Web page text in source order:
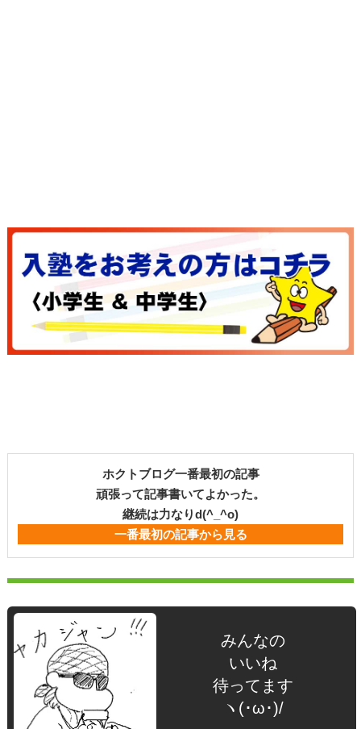
ホクトブログ一番最初の記事
頑張って記事書いてよかった。
継続は力なりd(^_^o)
一番最初の記事から見る
みんなの
いいね
待ってます
ヽ(･ω･)/